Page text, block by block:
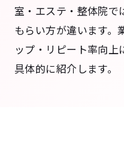
室・エステ・整体院で
もらい方が違います。
ップ・リピート率向上
具体的に紹介します。